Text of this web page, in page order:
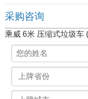
采购咨询
乘威 6米 压缩式垃圾车